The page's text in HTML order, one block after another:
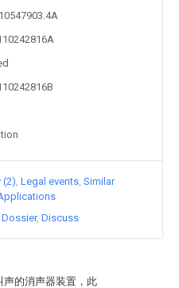
声的消声器装置，此
(2) Legal events Similar
Discuss